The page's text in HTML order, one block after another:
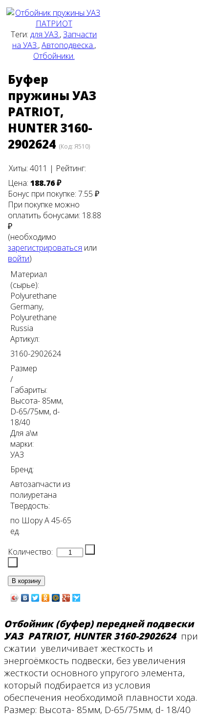
Теги:для УАЗ.,Запчасти
на УАЗ.,Автоподвеска.,
Отбойники.
Буфер
пружины УАЗ
PATRIOT,
HUNTER 3160-
2902624 (Код:Я510)
Хиты: 4011 | Рейтинг:
Цена:188.76 ₽
Бонус при покупке:7.55 ₽
При покупке можно
оплатить бонусами: 18.88
₽
(необходимо
зарегистрироваться или
войти)
Материал
(сырье):
Polyurethane
Germany,
Polyurethane
Russia
Артикул:
3160-2902624
Размер
/
Габариты:
Высота- 85мм,
D-65/75мм, d-
18/40
Для а\м
марки:
УАЗ
Бренд:
Автозапчасти из
полиуретана
Твердость:
по Шору А 45-65
ед.
Количество:
Отбойник (буфер) передней подвески
УАЗ PATRIOT, HUNTER 3160-2902624при
сжатии увеличивает жесткость и
энергоёмкость подвески, без увеличения
жесткости основного упругого элемента,
который подбирается из условия
обеспечения необходимой плавности хода.
Размер: Высота- 85мм, D-65/75мм, d- 18/40